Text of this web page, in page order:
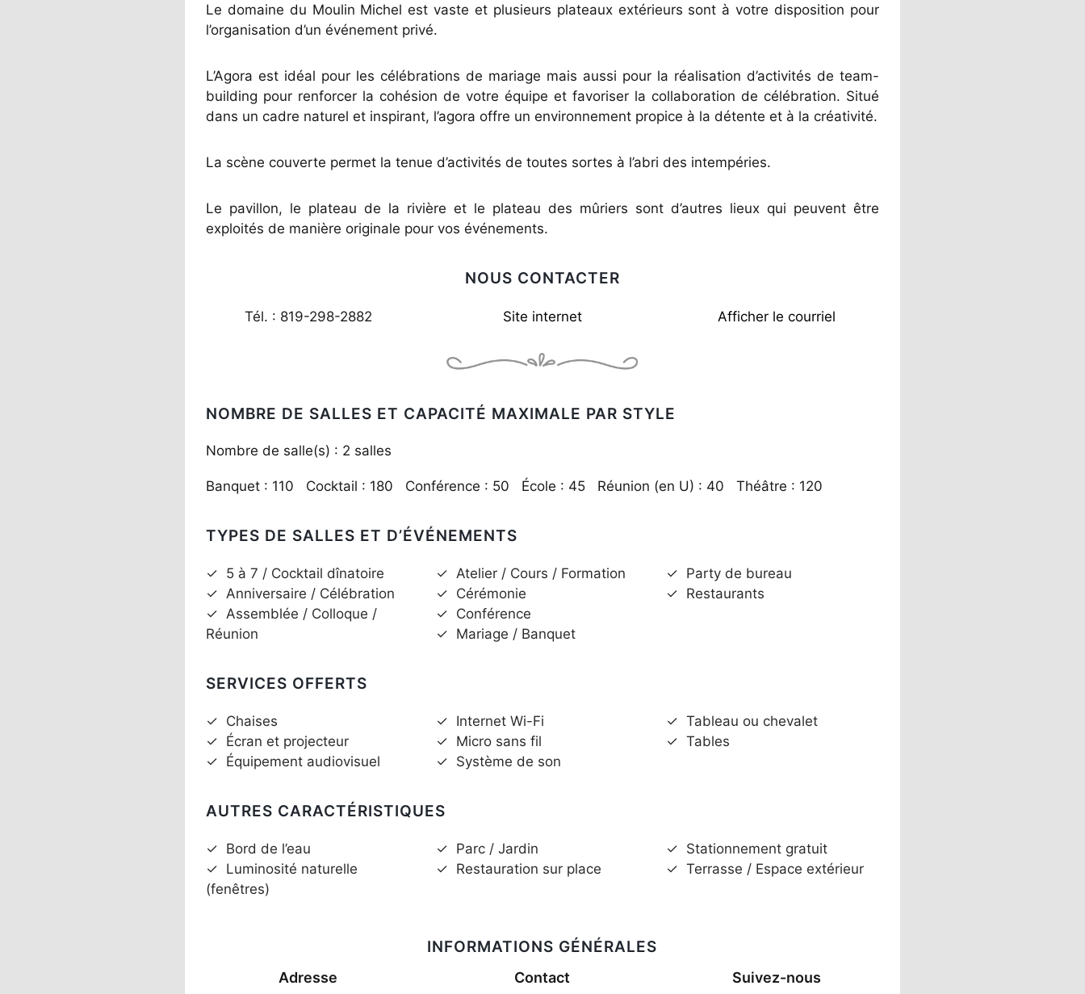
Le domaine du Moulin Michel est vaste et plusieurs plateaux extérieurs sont à votre disposition pour
l’organisation d’un événement privé.
L’Agora est idéal pour les célébrations de mariage mais aussi pour la réalisation d’activités de team-
building pour renforcer la cohésion de votre équipe et favoriser la collaboration de célébration. Situé
dans un cadre naturel et inspirant, l’agora offre un environnement propice à la détente et à la créativité.
La scène couverte permet la tenue d’activités de toutes sortes à l’abri des intempéries.
Le pavillon, le plateau de la rivière et le plateau des mûriers sont d’autres lieux qui peuvent être
exploités de manière originale pour vos événements.
NOUS CONTACTER
Tél. : 819-298-2882 Site internet Afficher le courriel
NOMBRE DE SALLES ET CAPACITÉ MAXIMALE PAR STYLE
Nombre de salle(s) : 2 salles
Banquet : 110 Cocktail : 180 Conférence : 50 École : 45 Réunion (en U) : 40 Théâtre : 120
TYPES DE SALLES ET D’ÉVÉNEMENTS
✓ 5 à 7 / Cocktail dînatoire
✓ Anniversaire / Célébration
✓ Assemblée / Colloque /
Réunion
✓ Atelier / Cours / Formation
✓ Cérémonie
✓ Conférence
✓ Mariage / Banquet
✓ Party de bureau
✓ Restaurants
SERVICES OFFERTS
✓ Chaises
✓ Écran et projecteur
✓ Équipement audiovisuel
✓ Internet Wi-Fi
✓ Micro sans fil
✓ Système de son
✓ Tableau ou chevalet
✓ Tables
AUTRES CARACTÉRISTIQUES
✓ Bord de l’eau
✓ Luminosité naturelle
(fenêtres)
✓ Parc / Jardin
✓ Restauration sur place
✓ Stationnement gratuit
✓ Terrasse / Espace extérieur
INFORMATIONS GÉNÉRALES
Adresse Contact Suivez-nous